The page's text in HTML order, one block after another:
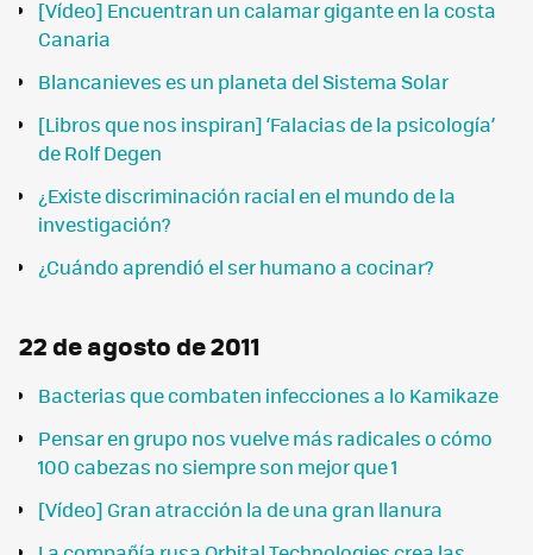
[Vídeo] Encuentran un calamar gigante en la costa
Canaria
Blancanieves es un planeta del Sistema Solar
[Libros que nos inspiran] ‘Falacias de la psicología’
de Rolf Degen
¿Existe discriminación racial en el mundo de la
investigación?
¿Cuándo aprendió el ser humano a cocinar?
22 de agosto de 2011
Bacterias que combaten infecciones a lo Kamikaze
Pensar en grupo nos vuelve más radicales o cómo
100 cabezas no siempre son mejor que 1
[Vídeo] Gran atracción la de una gran llanura